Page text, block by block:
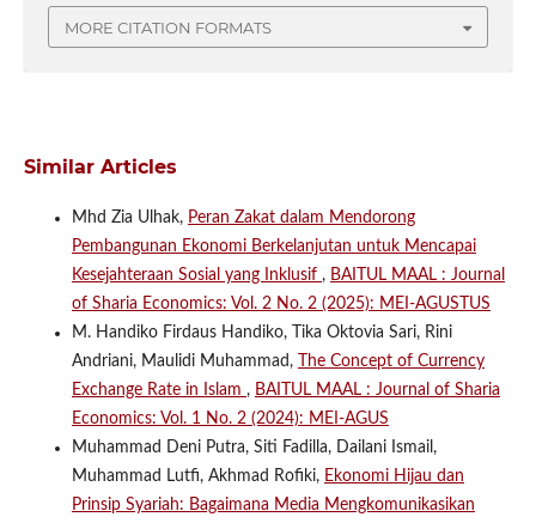
MORE CITATION FORMATS
Similar Articles
Mhd Zia Ulhak, Peran Zakat dalam Mendorong
Pembangunan Ekonomi Berkelanjutan untuk Mencapai
Kesejahteraan Sosial yang Inklusif , BAITUL MAAL : Journal
of Sharia Economics: Vol. 2 No. 2 (2025): MEI-AGUSTUS
M. Handiko Firdaus Handiko, Tika Oktovia Sari, Rini
Andriani, Maulidi Muhammad,
The Concept of Currency
Exchange Rate in Islam , BAITUL MAAL : Journal of Sharia
Economics: Vol. 1 No. 2 (2024): MEI-AGUS
Muhammad Deni Putra, Siti Fadilla, Dailani Ismail,
Muhammad Lutfi, Akhmad Rofiki, Ekonomi Hijau dan
Prinsip Syariah: Bagaimana Media Mengkomunikasikan